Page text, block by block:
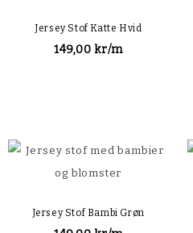
Jersey Stof Katte Hvid
149,00 kr/m
Jersey Stof Bambi Grøn